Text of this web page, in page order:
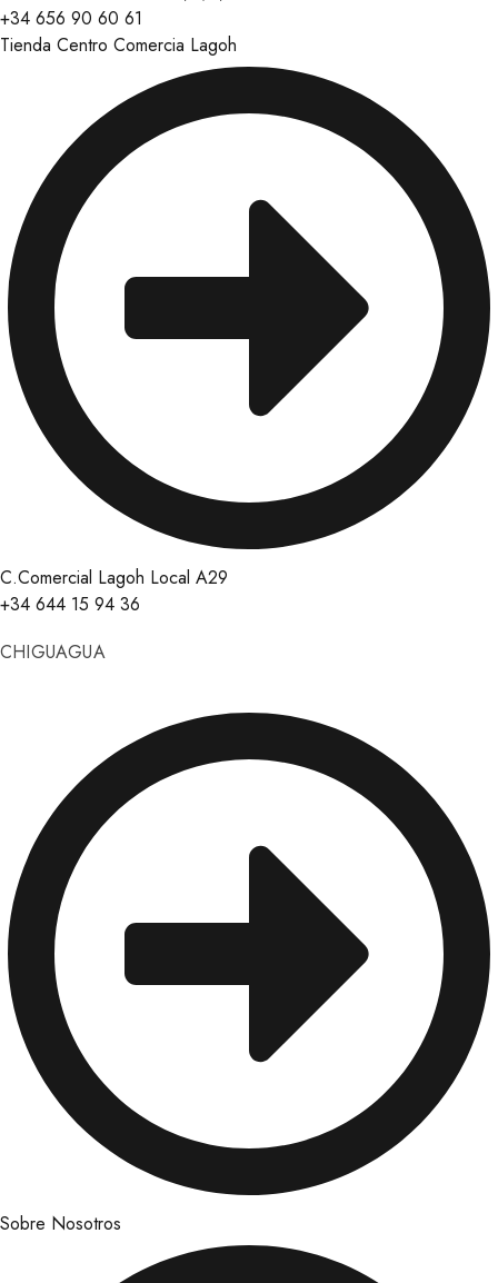
+34 656 90 60 61
Tienda Centro Comercia Lagoh
C.Comercial Lagoh Local A29
+34 644 15 94 36
CHIGUAGUA
Sobre Nosotros